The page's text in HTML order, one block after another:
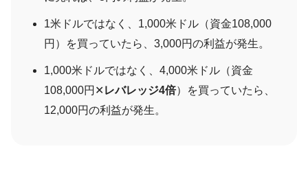
1米ドルではなく、1,000米ドル（資金108,000
円）を買っていたら、3,000円の利益が発生。
1,000米ドルではなく、4,000米ドル（資金
108,000円✕レバレッジ4倍）を買っていたら、
12,000円の利益が発生。